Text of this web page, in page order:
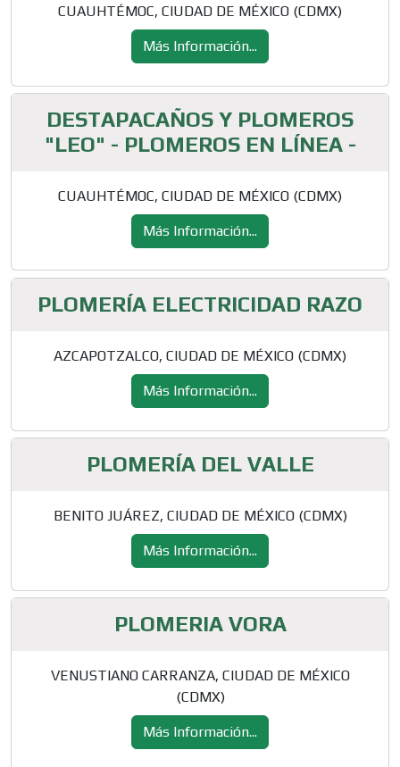
CUAUHTÉMOC, CIUDAD DE MÉXICO (CDMX)
Más Información...
DESTAPACAÑOS Y PLOMEROS
"LEO" - PLOMEROS EN LÍNEA -
CUAUHTÉMOC, CIUDAD DE MÉXICO (CDMX)
Más Información...
PLOMERÍA ELECTRICIDAD RAZO
AZCAPOTZALCO, CIUDAD DE MÉXICO (CDMX)
Más Información...
PLOMERÍA DEL VALLE
BENITO JUÁREZ, CIUDAD DE MÉXICO (CDMX)
Más Información...
PLOMERIA VORA
VENUSTIANO CARRANZA, CIUDAD DE MÉXICO
(CDMX)
Más Información...